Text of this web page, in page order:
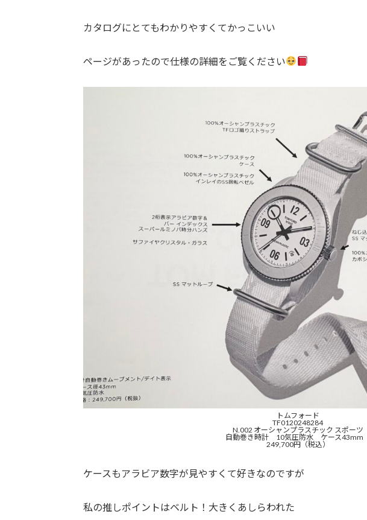
カタログにとてもわかりやすくてかっこいい
ページがあったので仕様の詳細をご覧ください
トムフォード
TF0120248284
N.002 オーシャンプラスチック スポーツ
自動巻き時計 10気圧防水 ケース43mm
249,700円（税込）
ケースもアラビア数字が見やすくて好きなのですが
私の推しポイントはベルト！大きくあしらわれた